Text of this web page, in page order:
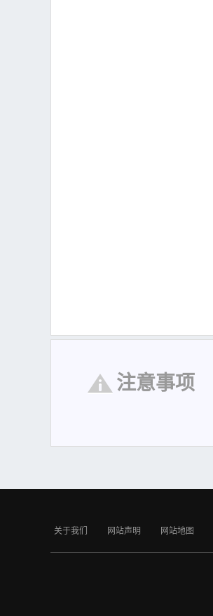
注意事项
关于我们 网站声明 网站地图